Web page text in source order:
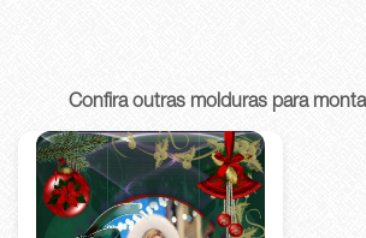
Confira outras molduras para